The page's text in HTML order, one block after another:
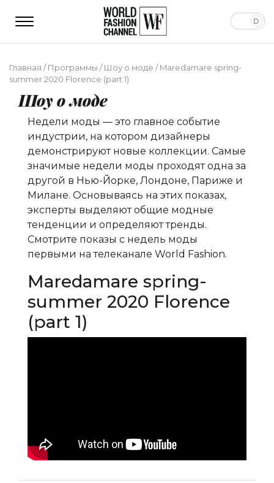
Главная /Программы /Шоу о моде /Maredamare spring-
summer 2020 Florence (part 1)
Шоу о моде
Недели моды — это главное событие
индустрии, на котором дизайнеры
демонстрируют новые коллекции. Самые
значимые недели моды проходят одна за
другой в Нью-Йорке, Лондоне, Париже и
Милане. Основываясь на этих показах,
эксперты выделяют общие модные
тенденции и определяют тренды.
Смотрите показы с недель моды
первыми на телеканале World Fashion.
Maredamare spring-
summer 2020 Florence
(part 1)